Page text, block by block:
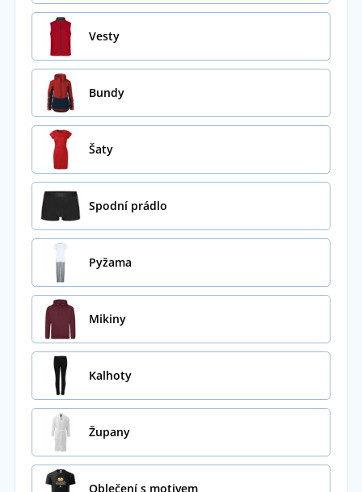
Vesty
Bundy
Šaty
Spodní prádlo
Pyžama
Mikiny
Kalhoty
Župany
Oblečení s motivem